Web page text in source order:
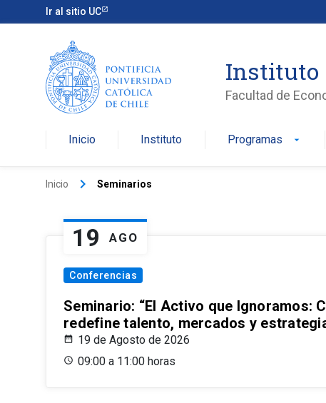
Ir al sitio UC
Instituto
Facultad de
Inicio Instituto Programas arrow_drop_down
Inicio keyboard_arrow_right Seminarios
19 AGO
Conferencias
Seminario: “El Activo que Ignoramos:
redefine talento, mercados y
19 de Agosto de 2026
09:00 a 11:00 horas